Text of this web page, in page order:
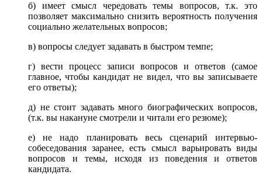
б) имеет смысл чередовать темы вопросов, т.к. это
позволяет максимально снизить вероятность получения
социально желательных вопросов;
в) вопросы следует задавать в быстром темпе;
г) вести процесс записи вопросов и ответов (самое
главное, чтобы кандидат не видел, что вы записываете
его ответы);
д) не стоит задавать много биографических вопросов,
(т.к. вы накануне смотрели и читали его резюме);
е) не надо планировать весь сценарий интервью-
собеседования заранее, есть смысл варьировать виды
вопросов и темы, исходя из поведения и ответов
кандидата.